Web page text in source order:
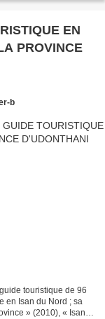
PROVINCE
b
touristique de 96
en Isan du Nord ; sa
» (2010), « Isan